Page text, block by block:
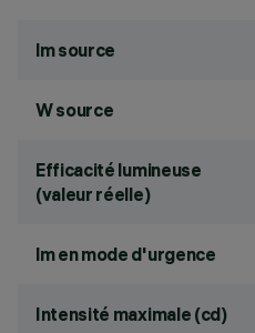
lm source
W source
Efficacité lumineuse
(valeur réelle)
lm en mode d'urgence
Intensité maximale (cd)